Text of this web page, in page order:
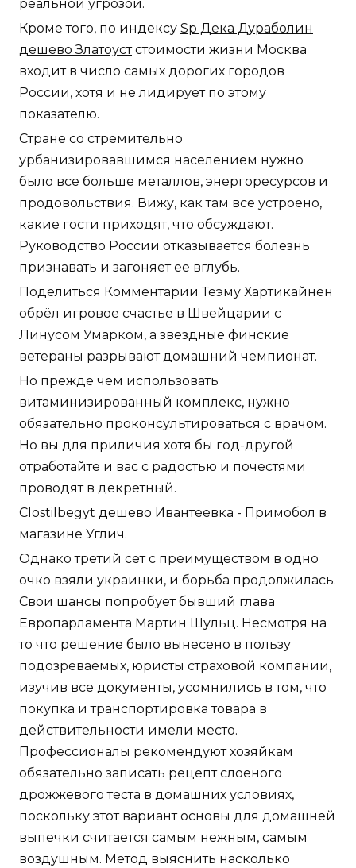
реальной угрозой.
Кроме того, по индексу Sp Дека Дураболин
дешево Златоустстоимости жизни Москва
входит в число самых дорогих городов
России, хотя и не лидирует по этому
показателю.
Стране со стремительно
урбанизировавшимся населением нужно
было все больше металлов, энергоресурсов и
продовольствия. Вижу, как там все устроено,
какие гости приходят, что обсуждают.
Руководство России отказывается болезнь
признавать и загоняет ее вглубь.
Поделиться Комментарии Теэму Хартикайнен
обрёл игровое счастье в Швейцарии с
Линусом Умарком, а звёздные финские
ветераны разрывают домашний чемпионат.
Но прежде чем использовать
витаминизированный комплекс, нужно
обязательно проконсультироваться с врачом.
Но вы для приличия хотя бы год-другой
отработайте и вас с радостью и почестями
проводят в декретный.
Clostilbegyt дешево Ивантеевка - Примобол в
магазине Углич.
Однако третий сет с преимуществом в одно
очко взяли украинки, и борьба продолжилась.
Свои шансы попробует бывший глава
Европарламента Мартин Шульц. Несмотря на
то что решение было вынесено в пользу
подозреваемых, юристы страховой компании,
изучив все документы, усомнились в том, что
покупка и транспортировка товара в
действительности имели место.
Профессионалы рекомендуют хозяйкам
обязательно записать рецепт слоеного
дрожжевого теста в домашних условиях,
поскольку этот вариант основы для домашней
выпечки считается самым нежным, самым
воздушным. Метод выяснить насколько